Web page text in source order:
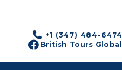
+1 (347) 484-6474
British Tours Global